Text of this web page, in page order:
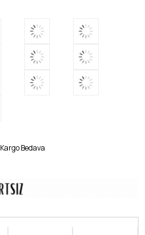
Kargo Bedava